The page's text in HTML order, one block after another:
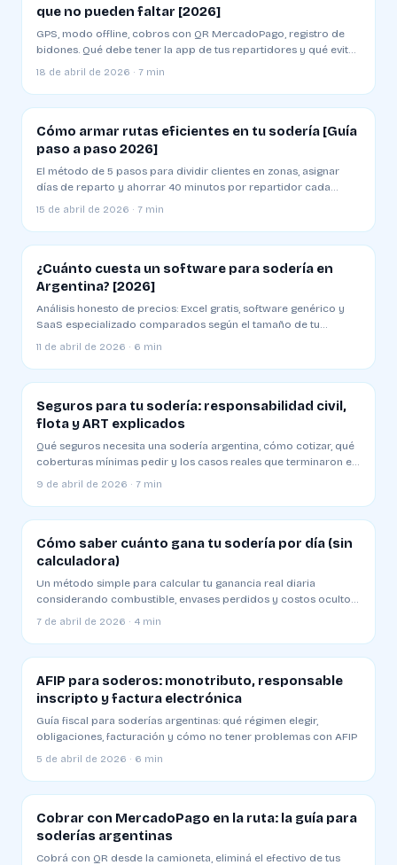
que no pueden faltar [2026]
GPS, modo offline, cobros con QR MercadoPago, registro de
bidones. Qué debe tener la app de tus repartidores y qué evitar
al elegir una
18 de abril de 2026 · 7 min
Cómo armar rutas eficientes en tu sodería [Guía
paso a paso 2026]
El método de 5 pasos para dividir clientes en zonas, asignar
días de reparto y ahorrar 40 minutos por repartidor cada
mañana
15 de abril de 2026 · 7 min
¿Cuánto cuesta un software para sodería en
Argentina? [2026]
Análisis honesto de precios: Excel gratis, software genérico y
SaaS especializado comparados según el tamaño de tu
sodería
11 de abril de 2026 · 6 min
Seguros para tu sodería: responsabilidad civil,
flota y ART explicados
Qué seguros necesita una sodería argentina, cómo cotizar, qué
coberturas mínimas pedir y los casos reales que terminaron en
juicio
9 de abril de 2026 · 7 min
Cómo saber cuánto gana tu sodería por día (sin
calculadora)
Un método simple para calcular tu ganancia real diaria
considerando combustible, envases perdidos y costos ocultos.
Plantilla y ejemplo
7 de abril de 2026 · 4 min
AFIP para soderos: monotributo, responsable
inscripto y factura electrónica
Guía fiscal para soderías argentinas: qué régimen elegir,
obligaciones, facturación y cómo no tener problemas con AFIP
5 de abril de 2026 · 6 min
Cobrar con MercadoPago en la ruta: la guía para
soderías argentinas
Cobrá con QR desde la camioneta, eliminá el efectivo de tus